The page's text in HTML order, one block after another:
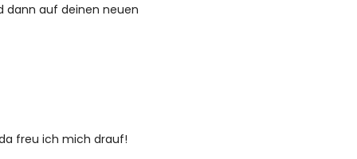
dann auf deinen neuen
freu ich mich drauf!